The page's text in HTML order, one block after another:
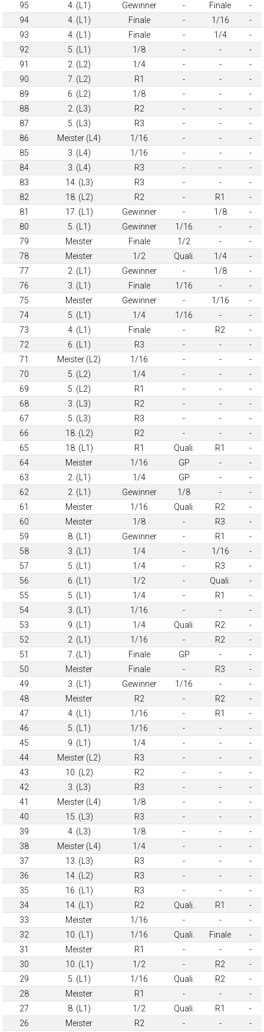
95 4. (L1) Gewinner - Finale
-
94
4. (L1) Finale - 1/16
-
93
4. (L1) Finale - 1/4
-
92
5. (L1) 1/8 - -
-
91
2. (L2) 1/4 - -
-
90
7. (L2) R1 - -
-
89
6. (L2) 1/8 - -
-
88
2. (L3) R2 - -
-
87
5. (L3) R3 - -
-
86
Meister (L4) 1/16 - -
-
85
3. (L4) 1/16 - -
-
84
3. (L4) R3 - -
-
83
14. (L3) R3 - -
-
82
18. (L2) R2 - R1
-
81
17. (L1) Gewinner - 1/8
-
80
5. (L1) Gewinner 1/16 -
-
79
Meister Finale 1/2 -
-
78
Meister 1/2 Quali. 1/4
-
77
2. (L1) Gewinner - 1/8
-
76
3. (L1) Finale 1/16 -
-
75
Meister Gewinner - 1/16
-
74
5. (L1) 1/4 1/16 -
-
73
4. (L1) Finale - R2
-
72
6. (L1) R3 - -
-
71
Meister (L2) 1/16 - -
-
70
5. (L2) 1/4 - -
-
69
5. (L2) R1 - -
-
68
3. (L3) R2 - -
-
67
5. (L3) R3 - -
-
66
18. (L2) R2 - -
-
65
18. (L1) R1 Quali. R1
-
64
Meister 1/16 GP -
-
63
2. (L1) 1/4 GP -
-
62
2. (L1) Gewinner 1/8 -
-
61
Meister 1/16 Quali. R2
-
60
Meister 1/8 - R3
-
59
8. (L1) Gewinner - R1
-
58
3. (L1) 1/4 - 1/16
-
57
5. (L1) 1/4 - R3
-
56
6. (L1) 1/2 - Quali.
-
55
5. (L1) 1/4 - R1
-
54
3. (L1) 1/16 - -
-
53
9. (L1) 1/4 Quali. R2
-
52
2. (L1) 1/16 - R2
-
51
7. (L1) Finale GP -
-
50
Meister Finale - R3
-
49
3. (L1) Gewinner 1/16 -
-
48
Meister R2 - R2
-
47
4. (L1) 1/16 - R1
-
46
5. (L1) 1/16 - -
-
45
9. (L1) 1/4 - -
-
44
Meister (L2) R3 - -
-
43
10. (L2) R2 - -
-
42
3. (L3) R3 - -
-
41
Meister (L4) 1/8 - -
-
40
15. (L3) R3 - -
-
39
4. (L3) 1/8 - -
-
38
Meister (L4) 1/4 - -
-
37
13. (L3) R3 - -
-
36
14. (L2) R3 - -
-
35
16. (L1) R3 - -
-
34
14. (L1) R2 Quali. R1
-
33
Meister 1/16 - -
-
32
10. (L1) 1/16 Quali. Finale
-
31
Meister R1 - -
-
30
10. (L1) 1/2 - R2
-
29
5. (L1) 1/16 Quali. R2
-
28
Meister R1 - -
-
27
8. (L1) 1/2 Quali. R1
-
26
Meister R2 - -
-